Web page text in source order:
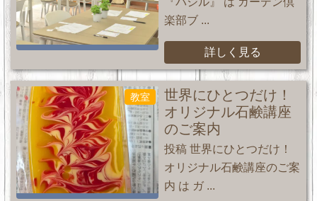
楽部ブ ...
詳しく見る
教室
世界にひとつだけ！
オリジナル石鹸講座
のご案内
投稿 世界にひとつだけ！
オリジナル石鹸講座のご案
内 は ガ ...